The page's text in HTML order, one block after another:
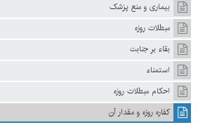
بيمارى و منع پزشک
مبطلات روزه‏
بقاء بر جنابت
استمناء
احكام مبطلات روزه‏
كفاره روزه و مقدار آن